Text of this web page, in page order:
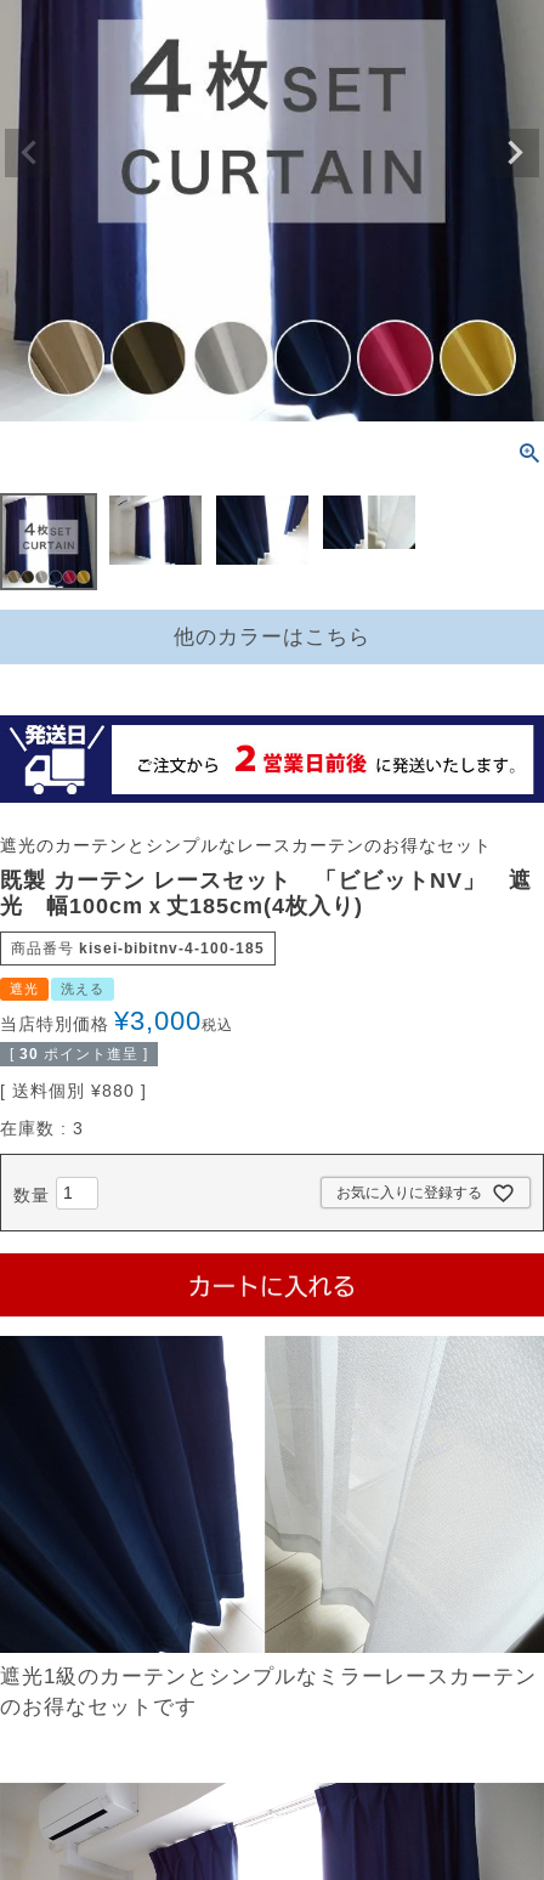
他のカラーはこちら
遮光のカーテンとシンプルなレースカーテンのお得なセット
既製 カーテン レースセット 「ビビットNV」 遮
光 幅100cmｘ丈185cm(4枚入り)
商品番号 kisei-bibitnv-4-100-185
遮光 洗える
当店特別価格 ¥3,000税込
[ 30 ポイント進呈 ]
送料個別 ¥880
在庫数
3
お気に入りに登録する
遮光1級のカーテンとシンプルなミラーレースカーテン
のお得なセットです